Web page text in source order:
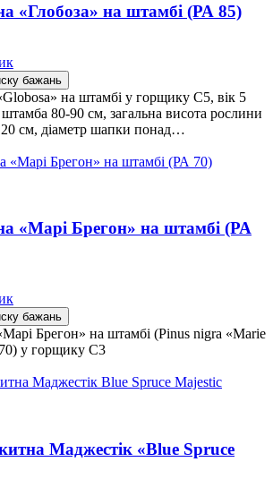
«Глобоза» на штамбі (РА 85)
бажань
на штамбі у горщику С5, вік 5
80-90 см, загальна висота рослини
см, діаметр шапки понад…
«Марі Брегон» на штамбі (РА
бажань
Брегон» на штамбі (Pinus nigra «Marie
у горщику С3
Маджестік «Blue Spruce